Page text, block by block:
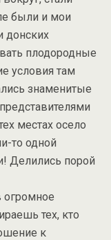
были и мои
донских
плодородные
условия там
знаменитые
местах осело
то одной
Делились порой
огромное
тех, кто
к